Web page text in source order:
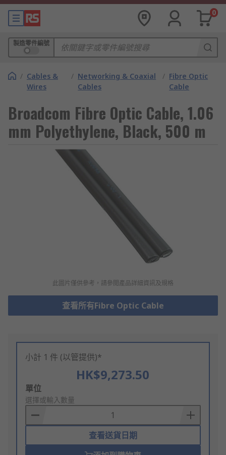
0
製造零件編號
/ Cables &
Wires
/ Networking & Coaxial
Cables
/ Fibre Optic
Cable
Broadcom Fibre Optic Cable, 1.06
mm Polyethylene, Black, 500 m
此圖片僅供參考，請參閲產品詳細資訊及規格
查看所有Fibre Optic Cable
小計 1 件 (以管提供)*
HK$9,273.50
Add
to
Basket
單位
選擇或輸入數量
查看送貨日期